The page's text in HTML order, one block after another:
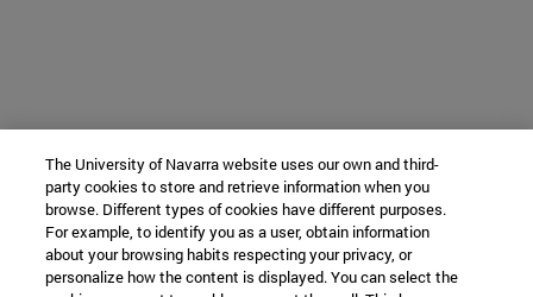
The University of Navarra website uses our own and third-
party cookies to store and retrieve information when you
browse. Different types of cookies have different purposes.
For example, to identify you as a user, obtain information
about your browsing habits respecting your privacy, or
personalize how the content is displayed. You can select the